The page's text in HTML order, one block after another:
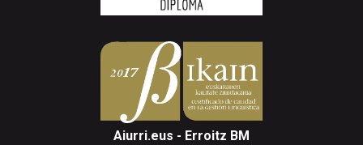
Aiurri.eus - Erroitz BM